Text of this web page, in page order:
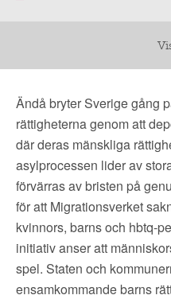
Ändå bryter Sverige gång
rättigheterna genom att
där deras mänskliga
asylprocessen lider av
förvärras av bristen på
för att Migrationsverket
kvinnors, barns och hbtq-
initiativ anser att
spel. Staten och
ensamkommande barns